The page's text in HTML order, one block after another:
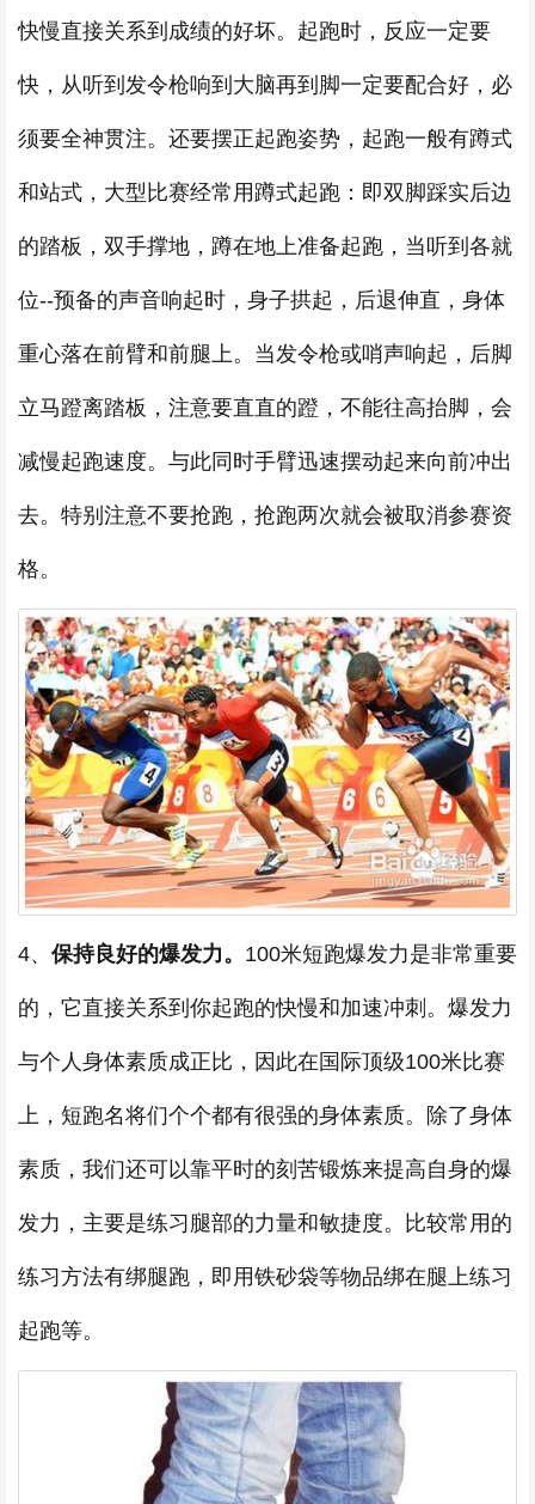
快慢直接关系到成绩的好坏。起跑时，反应一定要
快，从听到发令枪响到大脑再到脚一定要配合好，必
须要全神贯注。还要摆正起跑姿势，起跑一般有蹲式
和站式，大型比赛经常用蹲式起跑：即双脚踩实后边
的踏板，双手撑地，蹲在地上准备起跑，当听到各就
位--预备的声音响起时，身子拱起，后退伸直，身体
重心落在前臂和前腿上。当发令枪或哨声响起，后脚
立马蹬离踏板，注意要直直的蹬，不能往高抬脚，会
减慢起跑速度。与此同时手臂迅速摆动起来向前冲出
去。特别注意不要抢跑，抢跑两次就会被取消参赛资
格。
4、 保持良好的爆发力。 100米短跑爆发力是非常重要
的，它直接关系到你起跑的快慢和加速冲刺。爆发力
与个人身体素质成正比，因此在国际顶级100米比赛
上，短跑名将们个个都有很强的身体素质。除了身体
素质，我们还可以靠平时的刻苦锻炼来提高自身的爆
发力，主要是练习腿部的力量和敏捷度。比较常用的
练习方法有绑腿跑，即用铁砂袋等物品绑在腿上练习
起跑等。